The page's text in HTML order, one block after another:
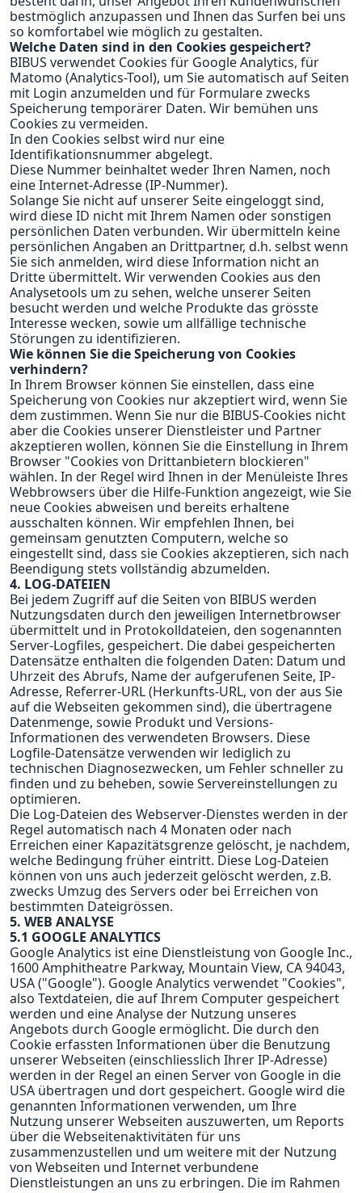
bestmöglich anzupassen und Ihnen das Surfen bei uns
so komfortabel wie möglich zu gestalten.
Welche Daten sind in den Cookies gespeichert?
BIBUS verwendet Cookies für Google Analytics, für
Matomo (Analytics-Tool), um Sie automatisch auf Seiten
mit Login anzumelden und für Formulare zwecks
Speicherung temporärer Daten. Wir bemühen uns
Cookies zu vermeiden.
In den Cookies selbst wird nur eine
Identifikationsnummer abgelegt.
Diese Nummer beinhaltet weder Ihren Namen, noch
eine Internet-Adresse (IP-Nummer).
Solange Sie nicht auf unserer Seite eingeloggt sind,
wird diese ID nicht mit Ihrem Namen oder sonstigen
persönlichen Daten verbunden. Wir übermitteln keine
persönlichen Angaben an Drittpartner, d.h. selbst wenn
Sie sich anmelden, wird diese Information nicht an
Dritte übermittelt. Wir verwenden Cookies aus den
Analysetools um zu sehen, welche unserer Seiten
besucht werden und welche Produkte das grösste
Interesse wecken, sowie um allfällige technische
Störungen zu identifizieren.
Wie können Sie die Speicherung von Cookies
verhindern?
In Ihrem Browser können Sie einstellen, dass eine
Speicherung von Cookies nur akzeptiert wird, wenn Sie
dem zustimmen. Wenn Sie nur die BIBUS-Cookies nicht
aber die Cookies unserer Dienstleister und Partner
akzeptieren wollen, können Sie die Einstellung in Ihrem
Browser "Cookies von Drittanbietern blockieren"
wählen. In der Regel wird Ihnen in der Menüleiste Ihres
Webbrowsers über die Hilfe-Funktion angezeigt, wie Sie
neue Cookies abweisen und bereits erhaltene
ausschalten können. Wir empfehlen Ihnen, bei
gemeinsam genutzten Computern, welche so
eingestellt sind, dass sie Cookies akzeptieren, sich nach
Beendigung stets vollständig abzumelden.
4. LOG-DATEIEN
Bei jedem Zugriff auf die Seiten von BIBUS werden
Nutzungsdaten durch den jeweiligen Internetbrowser
übermittelt und in Protokolldateien, den sogenannten
Server-Logfiles, gespeichert. Die dabei gespeicherten
Datensätze enthalten die folgenden Daten: Datum und
Uhrzeit des Abrufs, Name der aufgerufenen Seite, IP-
Adresse, Referrer-URL (Herkunfts-URL, von der aus Sie
auf die Webseiten gekommen sind), die übertragene
Datenmenge, sowie Produkt und Versions-
Informationen des verwendeten Browsers. Diese
Logfile-Datensätze verwenden wir lediglich zu
technischen Diagnosezwecken, um Fehler schneller zu
finden und zu beheben, sowie Servereinstellungen zu
optimieren.
Die Log-Dateien des Webserver-Dienstes werden in der
Regel automatisch nach 4 Monaten oder nach
Erreichen einer Kapazitätsgrenze gelöscht, je nachdem,
welche Bedingung früher eintritt. Diese Log-Dateien
können von uns auch jederzeit gelöscht werden, z.B.
zwecks Umzug des Servers oder bei Erreichen von
bestimmten Dateigrössen.
5. WEB ANALYSE
5.1 GOOGLE ANALYTICS
Google Analytics ist eine Dienstleistung von Google Inc.,
1600 Amphitheatre Parkway, Mountain View, CA 94043,
USA ("Google"). Google Analytics verwendet "Cookies",
also Textdateien, die auf Ihrem Computer gespeichert
werden und eine Analyse der Nutzung unseres
Angebots durch Google ermöglicht. Die durch den
Cookie erfassten Informationen über die Benutzung
unserer Webseiten (einschliesslich Ihrer IP-Adresse)
werden in der Regel an einen Server von Google in die
USA übertragen und dort gespeichert. Google wird die
genannten Informationen verwenden, um Ihre
Nutzung unserer Webseiten auszuwerten, um Reports
über die Webseitenaktivitäten für uns
zusammenzustellen und um weitere mit der Nutzung
von Webseiten und Internet verbundene
Dienstleistungen an uns zu erbringen. Die im Rahmen